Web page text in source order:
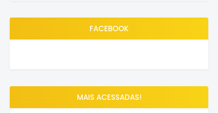
FACEBOOK
MAIS ACESSADAS!